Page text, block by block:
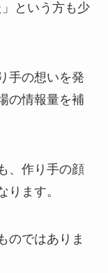
という方も少
手の想いを発
の情報量を補
、作り手の顔
ります。
のではありま